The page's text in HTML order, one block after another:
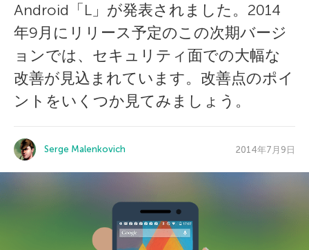
Android「L」が発表されました。2014
年9月にリリース予定のこの次期バージ
ョンでは、セキュリティ面での大幅な
改善が見込まれています。改善点のポイ
ントをいくつか見てみましょう。
Serge Malenkovich 2014年7月9日